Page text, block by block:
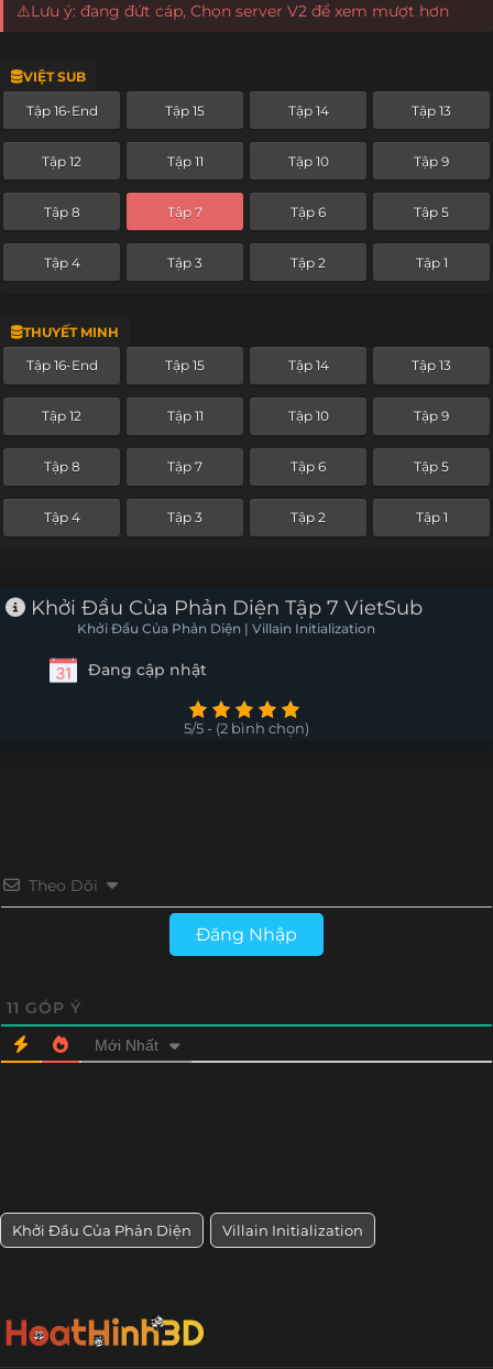
⚠️Lưu ý: đang đứt cáp, Chọn server V2 để xem mượt hơn
VIỆT SUB
Tập 16-End Tập 15 Tập 14 Tập 13
Tập 12 Tập 11 Tập 10 Tập 9
Tập 8 Tập 7 Tập 6 Tập 5
Tập 4 Tập 3 Tập 2 Tập 1
THUYẾT MINH
Tập 16-End Tập 15 Tập 14 Tập 13
Tập 12 Tập 11 Tập 10 Tập 9
Tập 8 Tập 7 Tập 6 Tập 5
Tập 4 Tập 3 Tập 2 Tập 1
Khởi Đầu Của Phản Diện Tập 7 VietSub
Khởi Đầu Của Phản Diện | Villain Initialization
Đang cập nhật
5/5 - (2 bình chọn)
Theo Dõi
Đăng Nhập
11 GÓP Ý
Mới Nhất
Khởi Đầu Của Phản Diện Villain Initialization